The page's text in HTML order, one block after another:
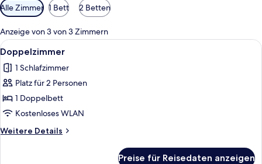
Verfügbare
Filter
für
Zimmer
Alle Zimmer 1 Bett 2 Betten
Anzeige von 3 von 3 Zimmern
Alle
Fotos
für
Doppelzimmer
anzeigen
Ein Schlafzimmer mit zwei Betten,
6
Doppelzimmer
1 Schlafzimmer
Platz für 2 Personen
1 Doppelbett
Kostenloses WLAN
Weitere Details
Weitere
Preise für Reisedaten anzeigen